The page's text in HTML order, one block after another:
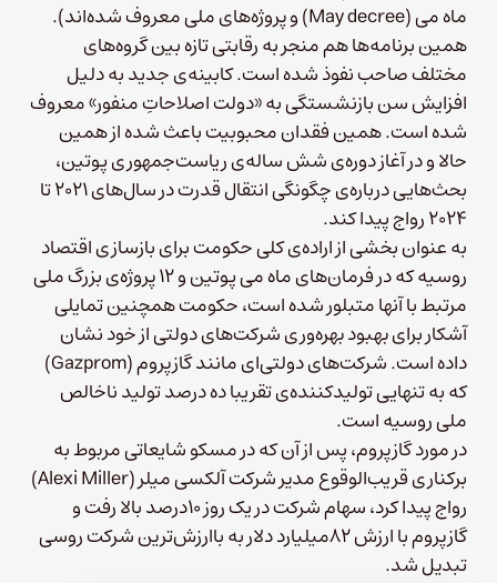
ماه می (May decree) و پروژه‌های ملی معروف شده‌اند).
همین برنامه‌ها هم منجر به رقابتی تازه بین گروه‌های
مختلف صاحب نفوذ شده است. کابینه‌ی جدید به دلیل
افزایش سن بازنشستگی به «دولت اصلاحاتِ منفور» معروف
شده است. همین فقدان محبوبیت باعث شده از همین
حالا و در آغاز دوره‌ی شش ساله‌ی ریاست‌جمهوری پوتین،
بحث‌هایی درباره‌ی چگونگی انتقال قدرت در سال‌های ۲۰۲۱ تا
۲۰۲۴ رواج پیدا کند.
به عنوان بخشی از اراده‌ی کلی حکومت برای بازسازی اقتصاد
روسیه که در فرمان‌های ماه می پوتین و ۱۲ پروژه‌ی بزرگ ملی
مرتبط با آنها متبلور شده است، حکومت همچنین تمایلی
آشکار برای بهبود بهره‌وری شرکت‌های دولتی از خود نشان
داده است. شرکت‌های دولتی‌ای مانند گازپروم (Gazprom)‌
که به تنهایی تولید‌کننده‌ی تقریبا ده درصد تولید ناخالص
ملی روسیه است.
در مورد گازپروم،‌ پس از آن که در مسکو شایعاتی مربوط به
برکناری قریب‌الوقوع مدیر شرکت آلکسی میلر (Alexi Miller)‌
رواج پیدا کرد، سهام شرکت در یک روز ۱۰‌درصد بالا رفت و
گازپروم با ارزش ۸۲میلیارد دلار به باارزش‌ترین شرکت روسی
تبدیل شد.